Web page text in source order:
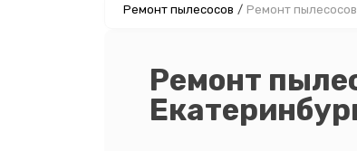
Ремонт пылесосов / Ремонт
Ремонт